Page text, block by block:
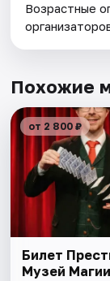
Возрастные
Похожие
от 2 800 ₽
Билет
Музей Магии